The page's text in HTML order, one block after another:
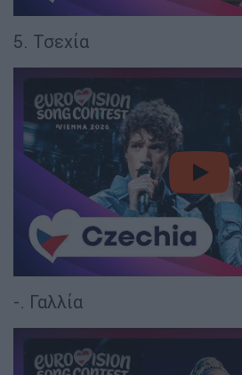
5. Τσεχία
video
-. Γαλλία